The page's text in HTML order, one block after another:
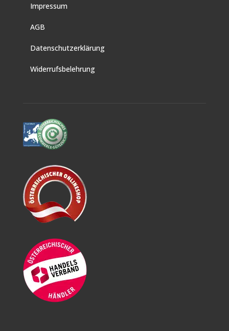
Impressum
AGB
Datenschutzerklärung
Widerrufsbelehrung